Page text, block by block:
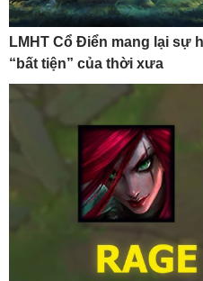
LMHT Cổ Điển mang lại sự
“bất tiện” của thời xưa